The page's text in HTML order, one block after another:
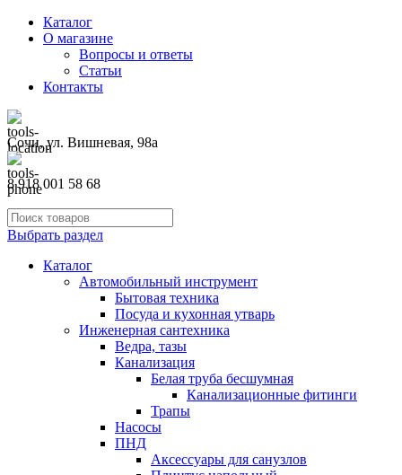
Каталог
О магазине
Вопросы и ответы
Статьи
Контакты
Сочи, ул. Вишневая, 98а
8 918 001 58 68
Выбрать раздел
Каталог
Автомобильный инструмент
Бытовая техника
Посуда и кухонная утварь
Инженерная сантехника
Ведра, тазы
Канализация
Белая труба бесшумная
Канализационные фитинги
Трапы
Насосы
ПНД
Аксессуары для санузлов